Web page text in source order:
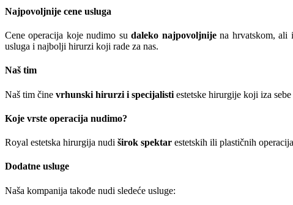
Najpovoljnije cene usluga
Cene operacija koje nudimo sudaleko najpovoljnijena hrvatskom, ali i
usluga i najbolji hirurzi koji rade za nas.
Naš tim
Naš tim čine vrhunski hirurzi i specijalisti estetske hirurgije koji iza
Koje vrste operacija nudimo?
Royal estetska hirurgija nudi širok spektar estetskih ili plastičnih
Dodatne usluge
Naša kompanija takođe nudi sledeće usluge: